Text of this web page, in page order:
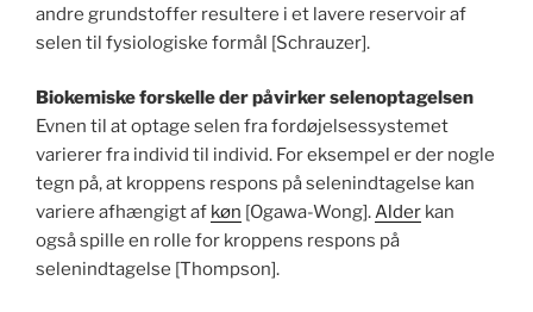
andre grundstoffer resultere i et lavere reservoir af
selen til fysiologiske formål [Schrauzer].
Biokemiske forskelle der påvirker selenoptagelsen
Evnen til at optage selen fra fordøjelsessystemet
varierer fra individ til individ. For eksempel er der nogle
tegn på, at kroppens respons på selenindtagelse kan
variere afhængigt af køn [Ogawa-Wong].Alder kan
også spille en rolle for kroppens respons på
selenindtagelse [Thompson].